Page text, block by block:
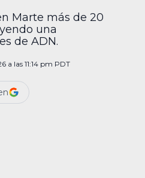
Marte más de 20
una
de ADN.
a las 11:14 pm PDT